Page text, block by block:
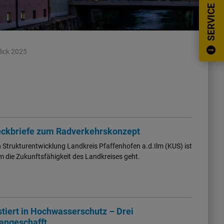
SERVICE
2025
zum Radverkehrskonzept
Strukturentwicklung Landkreis Pfaffenhofen a.d.Ilm (KUS) ist
die Zukunftsfähigkeit des Landkreises geht.
in Hochwasserschutz – Drei